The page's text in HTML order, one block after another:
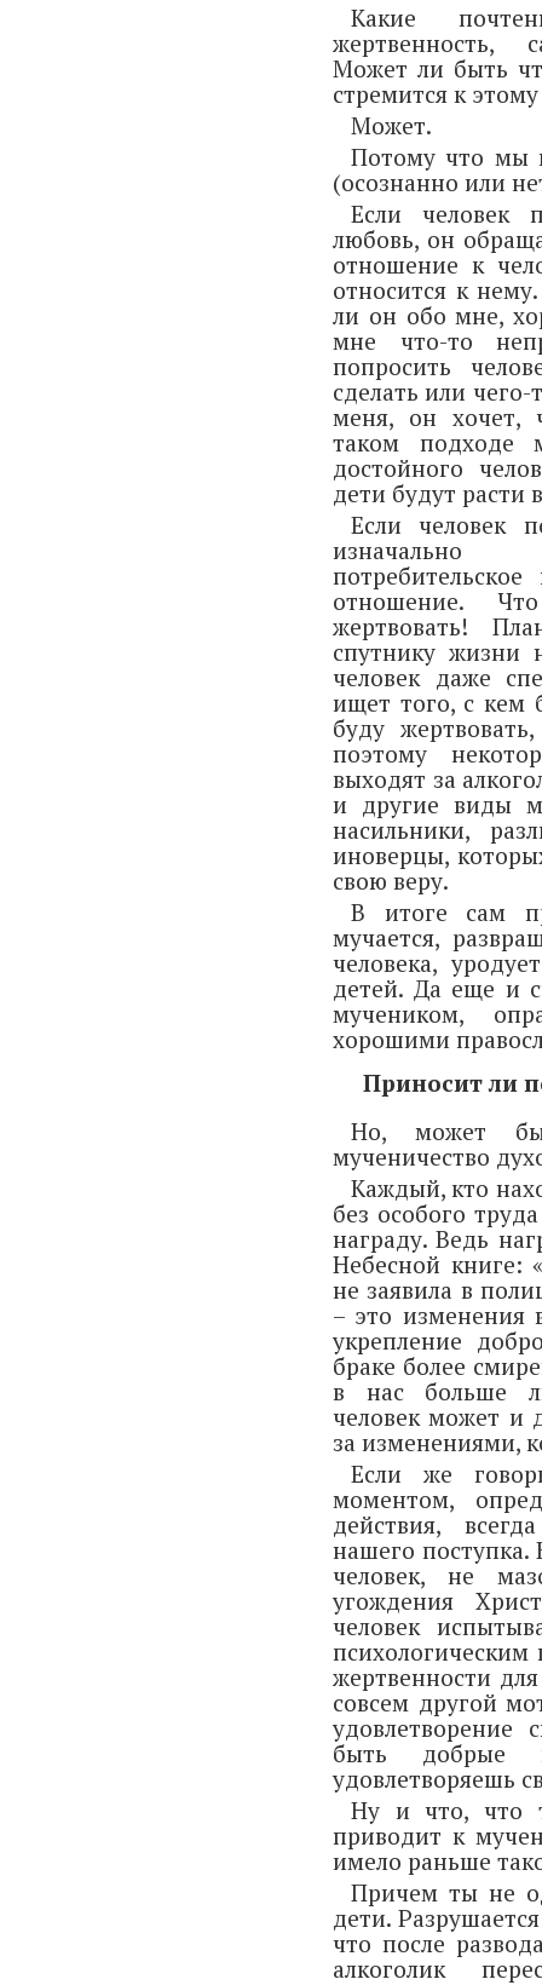
Какие
жертвенность,
Может ли быть
стремится к
Может.
Потому что мы
(осознанно или
Если человек
любовь, он
отношение к
относится к
ли он обо мне,
мне что-то
попросить
сделать или
меня, он
таком подходе
достойного
дети будут расти
Если человек
изначально
отношение.
жертвовать!
спутнику жизни
человек даже
ищет того, с кем
буду
поэтому
выходят за
и другие виды
насильники,
иноверцы,
свою веру.
В итоге сам
мучается,
человека,
детей. Да еще и
мучеником,
хорошими
Приносит ли
Но, может
мученичество
Каждый, кто
без особого
награду. Ведь
Небесной книге:
не заявила в
– это изменения
укрепление
браке более
в нас больше
человек может и
за изменениями,
Если же
моментом,
действия,
нашего поступка.
человек, не
угождения
человек
жертвенности
совсем другой
удовлетворение
быть
удовлетворяешь
Ну и что, что
приводит к
имело раньше
Причем ты не
дети.
что после
алкоголик